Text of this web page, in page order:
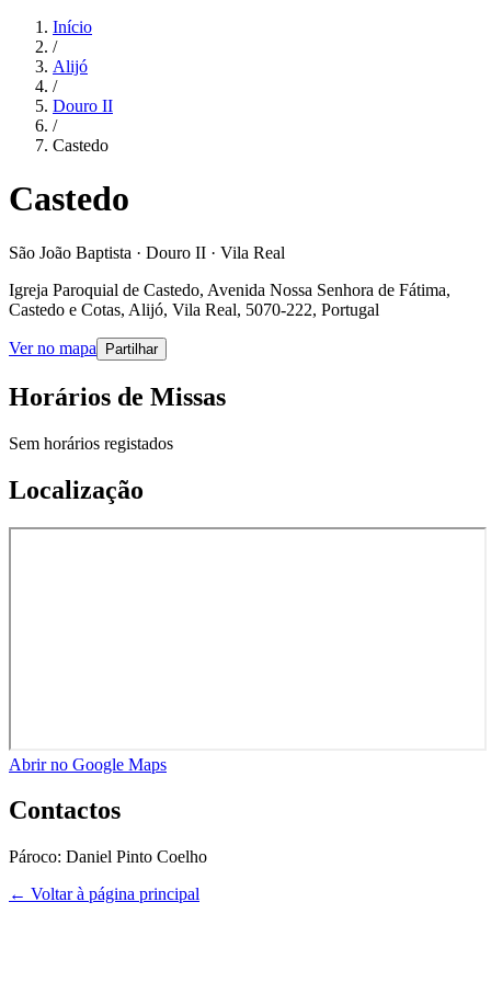
Início
/
Alijó
/
Douro II
/
Castedo
Castedo
São João Baptista · Douro II · Vila Real
Igreja Paroquial de Castedo, Avenida Nossa Senhora de Fátima,
Castedo e Cotas, Alijó, Vila Real, 5070-222, Portugal
Ver no mapa Partilhar
Horários de Missas
Sem horários registados
Localização
Abrir no Google Maps
Contactos
Pároco: Daniel Pinto Coelho
← Voltar à página principal